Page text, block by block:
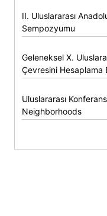
II. Uluslararası
Sempozyumu
Geleneksel X.
Çevresini Hesaplama
Uluslararası
Neighborhoods